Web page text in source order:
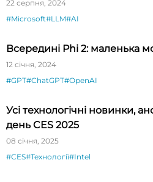
22 серпня, 2024
#Microsoft#LLM#AI
Всередині Phi 2: маленька
12 січня, 2024
#GPT#ChatGPT#OpenAI
Усі технологічні новинки,
день CES 2025
08 січня, 2025
#CES#Технології#Intel